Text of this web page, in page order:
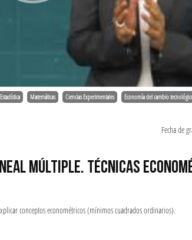
Estadística Matemáticas Ciencias Experimentales Economía del cambio
Fecha de
MÚLTIPLE. TÉCNICAS
conceptos econométricos (mínimos cuadrados ordinarios).